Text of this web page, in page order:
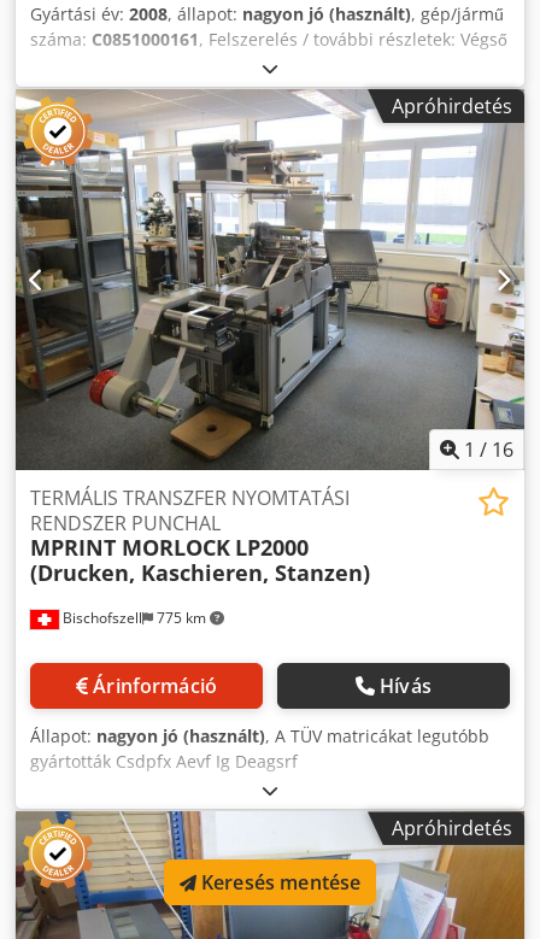
Gyártási év: 2008, állapot: nagyon jó (használt), gép/jármű
száma: C0851000161, Felszerelés / további részletek: Végső
nyomás: 150 hPa(mbar) Credpfx Aaoh Eu Sfsgsf egyéb ilyen
típusú GÉPÉSZETEK / PÓTKÉSZLETEK és
GÉPKOMPONENTUMOK raktárunkban rendelkezésre
állnak. KÉRÉSRE
Apróhirdetés
1 / 16
Bischofszell 775 km
TERMÁLIS TRANSZFER NYOMTATÁSI
RENDSZER PUNCHAL
MPRINT MORLOCK LP2000
(Drucken, Kaschieren, Stanzen)
Árinformáció Hívás
Állapot: nagyon jó (használt), A TÜV matricákat legutóbb
gyártották Csdpfx Aevf Ig Deagsrf
Apróhirdetés
Keresés mentése